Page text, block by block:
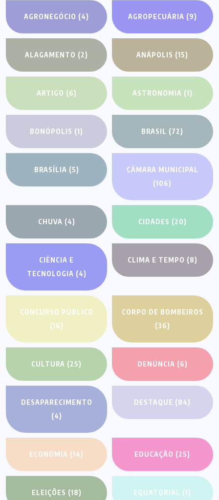
AGRONEGÓCIO (4) AGROPECUÁRIA (9)
ALAGAMENTO (2) ANÁPOLIS (15)
ARTIGO (6) ASTRONOMIA (1)
BONÓPOLIS (1) BRASIL (72)
BRASÍLIA (5)
CÂMARA MUNICIPAL
(106)
CHUVA (4) CIDADES (20)
CIÊNCIA E
TECNOLOGIA (4)
CLIMA E TEMPO (8)
CONCURSO PÚBLICO
(16)
CORPO DE BOMBEIROS
(36)
CULTURA (25) DENÚNCIA (6)
DESAPARECIMENTO
(4)
DESTAQUE (84)
ECONOMIA (14) EDUCAÇÃO (25)
ELEIÇÕES (18) EQUATORIAL (1)